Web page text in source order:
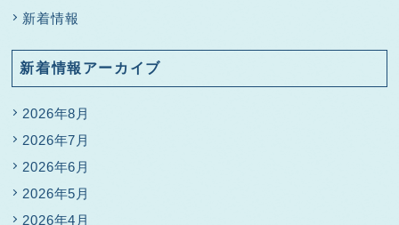
新着情報
新着情報アーカイブ
2026年8月
2026年7月
2026年6月
2026年5月
2026年4月